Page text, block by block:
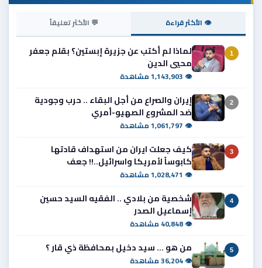
👁 الأكثر قراءة 💬 الأكثر تعليقاً
1
لماذا لم أكتب عن جزيرة إبستين؟ بقلم جعفر
محيي الدين
👁 1,143,903 مشاهدة
2
إيران والصراع من أجل البقاء .. حرب وجودية
ضد المشروع الصهيو-أمري
👁 1,061,797 مشاهدة
3
كيف جعلت ايران من استهداف قادتها
كابوساً لأمريكا واسرائيل..!! جعف
👁 1,028,471 مشاهدة
4
شخصية من بلادي .. الفقيه السيد حسين
إسماعيل الصدر
👁 40,848 مشاهدة
5 من هو ... سيد دخيل بمحافظة ذي قار ؟
👁 36,204 مشاهدة